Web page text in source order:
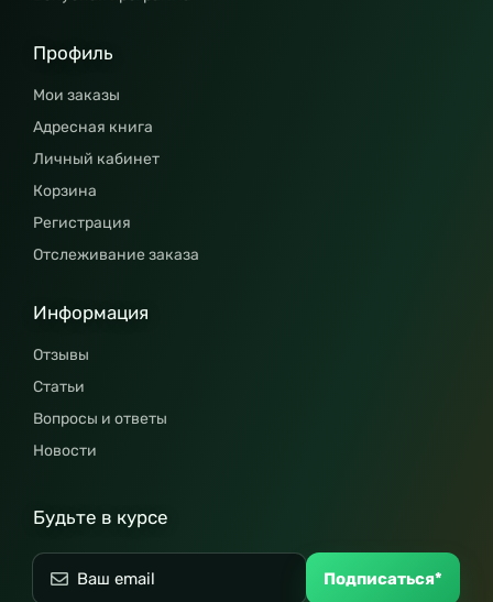
Профиль
Мои заказы
Адресная книга
Личный кабинет
Корзина
Регистрация
Отслеживание заказа
Информация
Отзывы
Статьи
Вопросы и ответы
Новости
Будьте в курсе
Подписаться*